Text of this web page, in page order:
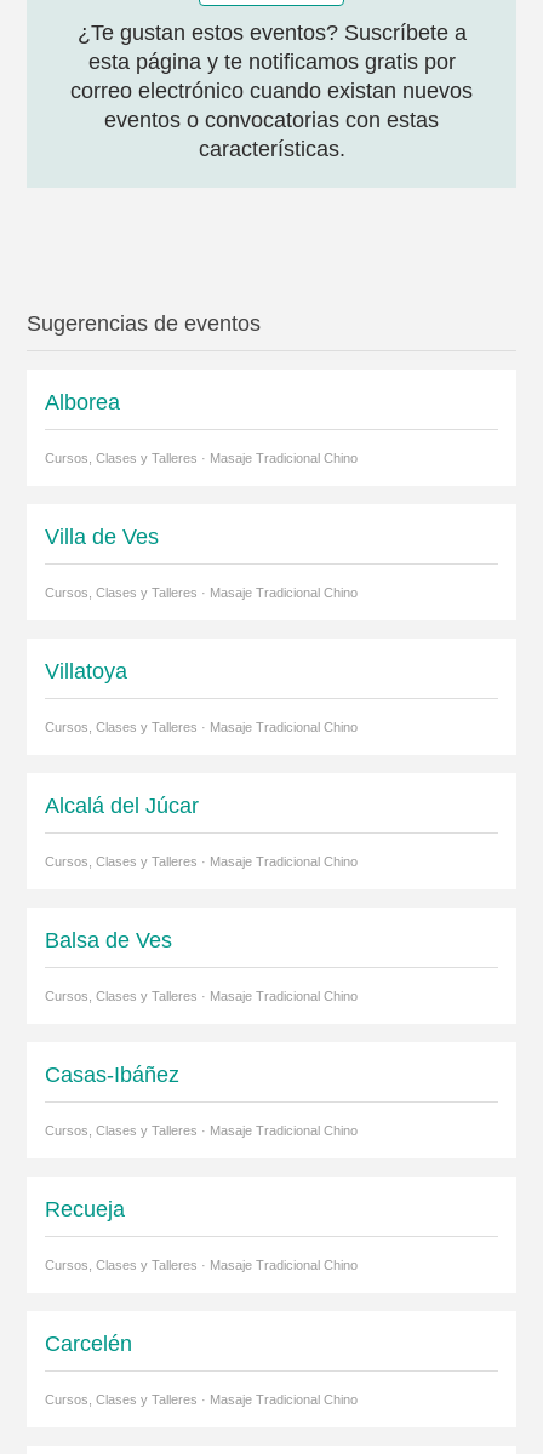
¿Te gustan estos eventos? Suscríbete a
esta página y te notificamos gratis por
correo electrónico cuando existan nuevos
eventos o convocatorias con estas
características.
Sugerencias de eventos
Alborea
Cursos, Clases y Talleres · Masaje Tradicional Chino
Villa de Ves
Cursos, Clases y Talleres · Masaje Tradicional Chino
Villatoya
Cursos, Clases y Talleres · Masaje Tradicional Chino
Alcalá del Júcar
Cursos, Clases y Talleres · Masaje Tradicional Chino
Balsa de Ves
Cursos, Clases y Talleres · Masaje Tradicional Chino
Casas-Ibáñez
Cursos, Clases y Talleres · Masaje Tradicional Chino
Recueja
Cursos, Clases y Talleres · Masaje Tradicional Chino
Carcelén
Cursos, Clases y Talleres · Masaje Tradicional Chino